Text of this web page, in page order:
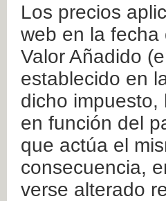
Los precios
web en la fecha
Valor Añadido
establecido en
dicho
en función del
que actúa el
consecuencia,
verse alterado